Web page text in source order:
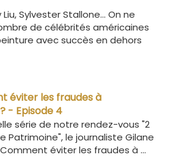
Liu, Sylvester Stallone… On ne
de célébrités américaines
avec succès en dehors
éviter les fraudes à
- Episode 4
série de notre rendez-vous "2
Patrimoine", le journaliste Gilane
éviter les fraudes à ...